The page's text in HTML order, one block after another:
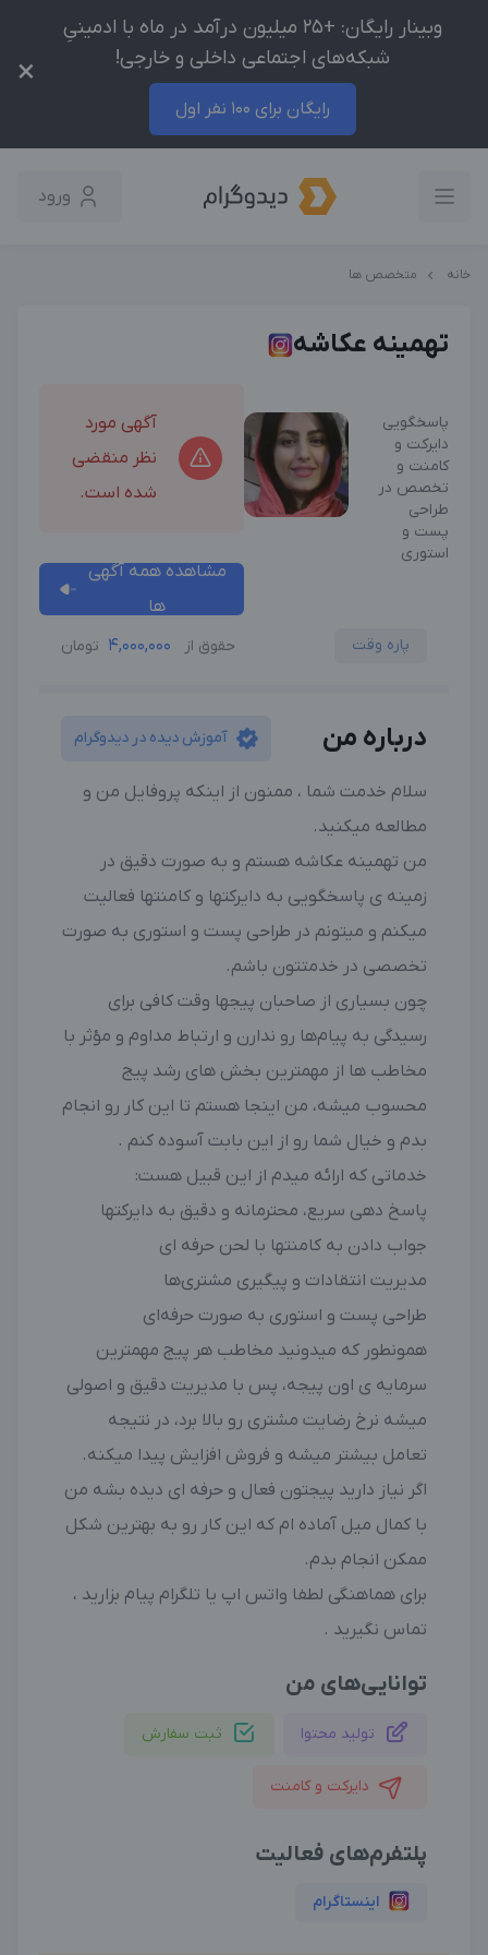
وبینار رایگان: +25 میلیون درآمد در ماه با ادمینیِ
شبکه‌های اجتماعی داخلی و خارجی!
رایگان برای 100 نفر اول
×
ورود
خانه متخصص ها
تهمینه عکاشه
پاسخگویی
دایرکت و
کامنت و
تخصص در
طراحی
پست و
استوری
آگهی مورد
نظر منقضی
شده است.
مشاهده همه آگهی
ها
پاره وقت حقوق از 4,000,000 تومان
درباره من آموزش دیده در دیدوگرام
سلام خدمت شما ، ممنون از اینکه پروفایل من و
مطالعه میکنید.
من تهمینه عکاشه هستم و به صورت دقیق در
زمینه ی پاسخگویی به دایرکتها و کامنتها فعالیت
میکنم و میتونم در طراحی پست و استوری به صورت
تخصصی در خدمتتون باشم.
چون بسیاری از صاحبان پیجها وقت کافی برای
رسیدگی به پیام‌ها رو ندارن و ارتباط مداوم و مؤثر با
مخاطب ها از مهمترین بخش های رشد پیج
محسوب میشه، من اینجا هستم تا این کار رو انجام
بدم و خيال شما رو از این بابت آسوده کنم .
خدماتی که ارائه میدم از این قبیل هست:
پاسخ دهی سریع، محترمانه و دقیق به دایرکتها
جواب دادن به کامنتها با لحن حرفه ای
مدیریت انتقادات و پیگیری مشتری‌ها
طراحی پست و استوری به صورت حرفه‌ای
همونطور که میدونید مخاطب هر پیج مهمترین
سرمایه ی اون پیجه، پس با مدیریت دقیق و اصولی
میشه نرخ رضایت مشتری رو بالا برد، در نتیجه
تعامل بیشتر میشه و فروش افزایش پیدا میکنه.
اگر نیاز دارید پیجتون فعال و حرفه ای دیده بشه من
با کمال میل آماده ام که این کار رو به بهترین شکل
ممکن انجام بدم.
برای هماهنگی لطفا واتس اپ یا تلگرام پیام بزارید ،
تماس نگیرید .
توانایی‌های من
تولید محتوا ثبت سفارش
دایرکت و کامنت
پلتفرم‌های فعالیت
اینستاگرام